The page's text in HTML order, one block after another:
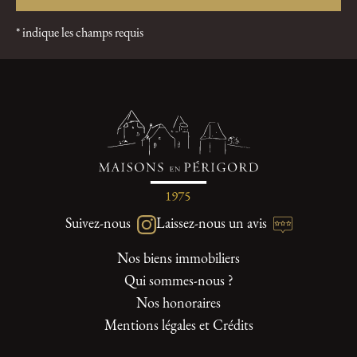
* indique les champs requis
Suivez-nous Laissez-nous un avis
Nos biens immobiliers
Qui sommes-nous ?
Nos honoraires
Mentions légales et Crédits